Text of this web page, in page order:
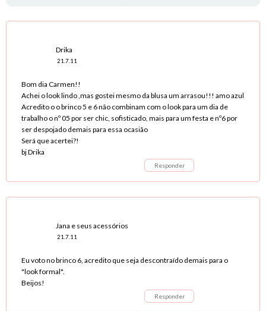
Drika
21.7.11
Bom dia Carmen!!
Achei o look lindo ,mas gostei mesmo da blusa um arrasou!!! amo azul
Acredito o o brinco 5 e 6 não combinam com o look para um dia de
trabalho o nº 05 por ser chic, sofisticado, mais para um festa e nº6 por
ser despojado demais para essa ocasião
Será que acertei?!
bj Drika
Responder
Jana e seus acessórios
21.7.11
Eu voto no brinco 6, acredito que seja descontraído demais para o
"look formal".
Beijos!
Responder